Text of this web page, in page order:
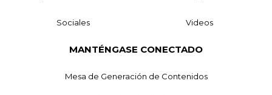
Sociales Videos
MANTÉNGASE CONECTADO
Mesa de Generación de Contenidos